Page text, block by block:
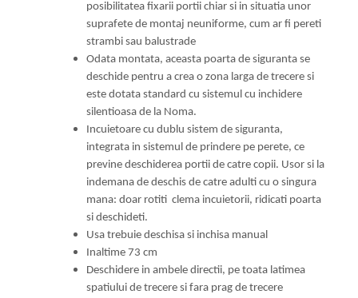
posibilitatea fixarii portii chiar si in situatia unor
suprafete de montaj neuniforme, cum ar fi pereti
strambi sau balustrade
Odata montata, aceasta poarta de siguranta se
deschide pentru a crea o zona larga de trecere si
este dotata standard cu sistemul cu inchidere
silentioasa de la Noma.
Incuietoare cu dublu sistem de siguranta,
integrata in sistemul de prindere pe perete, ce
previne deschiderea portii de catre copii. Usor si la
indemana de deschis de catre adulti cu o singura
mana: doar rotiti clema incuietorii, ridicati poarta
si deschideti.
Usa trebuie deschisa si inchisa manual
Inaltime 73 cm
Deschidere in ambele directii, pe toata latimea
spatiului de trecere si fara prag de trecere